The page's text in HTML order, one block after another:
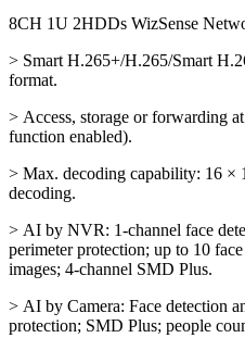
8CH 1U 2HDDs WizSense
> Smart H.265+/H.265/Smart
format.
> Access, storage or forwarding
function enabled).
> Max. decoding capability: 16 ×
decoding.
> AI by NVR: 1-channel face
perimeter protection; up to 10
images; 4-channel SMD Plus.
> AI by Camera: Face detection
protection; SMD Plus; people